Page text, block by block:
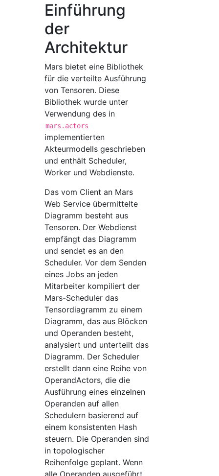
Einführung
der
Architektur
Mars bietet eine Bibliothek
für die verteilte Ausführung
von Tensoren. Diese
Bibliothek wurde unter
Verwendung des in
mars.actors
implementierten
Akteurmodells geschrieben
und enthält Scheduler,
Worker und Webdienste.
Das vom Client an Mars
Web Service übermittelte
Diagramm besteht aus
Tensoren. Der Webdienst
empfängt das Diagramm
und sendet es an den
Scheduler. Vor dem Senden
eines Jobs an jeden
Mitarbeiter kompiliert der
Mars-Scheduler das
Tensordiagramm zu einem
Diagramm, das aus Blöcken
und Operanden besteht,
analysiert und unterteilt das
Diagramm. Der Scheduler
erstellt dann eine Reihe von
OperandActors, die die
Ausführung eines einzelnen
Operanden auf allen
Schedulern basierend auf
einem konsistenten Hash
steuern. Die Operanden sind
in topologischer
Reihenfolge geplant. Wenn
alle Operanden ausgeführt